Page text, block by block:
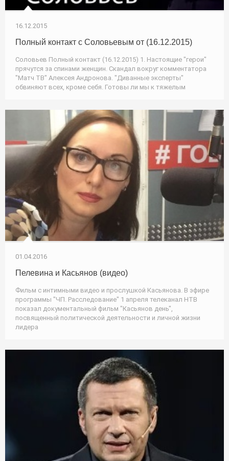
16.12.2015
Полный контакт с Соловьевым от (16.12.2015)
Соловьев Полный контакт (16.12.2015) 1. Настоящие "герои"
прячутся за спинами женщин. Скандал вокруг комментатора
"Матч ТВ" Алексея Андронова. "Диванные эксперты"
обвиняют всех, кроме себя. Готовы ли мы к тяжелым
01.04.2016
Пелевина и Касьянов (видео)
Фильм с интимными видео и прослушкой Касьянова. В эфире
программы "ЧП. Расследование" 1 апреля телеканал НТВ
показал документальный фильм "Касьянов день",
посвященный политической деятельности и личной жизни
лидера